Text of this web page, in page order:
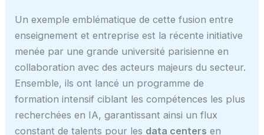
Un exemple emblématique de cette fusion entre
enseignement et entreprise est la récente initiative
menée par une grande université parisienne en
collaboration avec des acteurs majeurs du secteur.
Ensemble, ils ont lancé un programme de
formation intensif ciblant les compétences les plus
recherchées en IA, garantissant ainsi un flux
constant de talents pour les data centers en